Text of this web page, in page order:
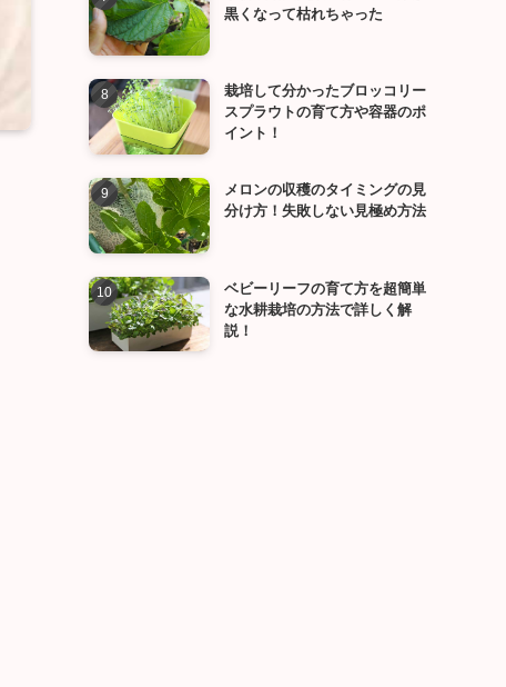
黒くなって枯れちゃった
栽培して分かったブロッコリー
スプラウトの育て方や容器のポ
イント！
メロンの収穫のタイミングの見
分け方！失敗しない見極め方法
ベビーリーフの育て方を超簡単
な水耕栽培の方法で詳しく解
説！